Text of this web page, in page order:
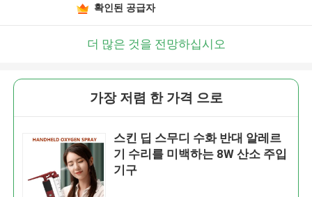
확인된 공급자
더 많은 것을 전망하십시오
가장 저렴 한 가격 으로
스킨 딥 스무디 수화 반대 알레르
기 수리를 미백하는 8W 산소 주입
기구